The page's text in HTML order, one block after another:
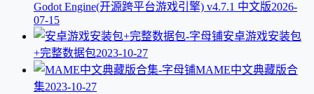
Godot Engine(开源跨平台游戏引擎) v4.7.1 中文版2026-
07-15
安卓游戏安装包
+完整数据包2023-10-27
MAME中文典藏版合
集2023-10-27